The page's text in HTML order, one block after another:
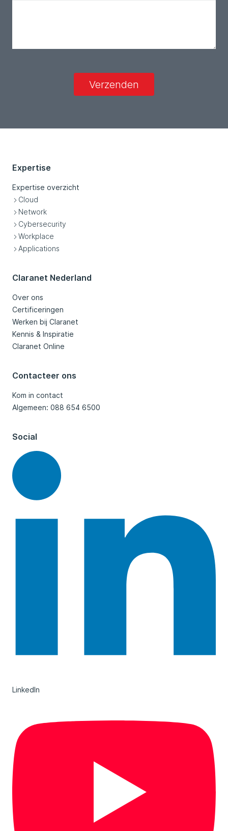
Verzenden
Expertise
Expertise overzicht
Cloud
Network
Cybersecurity
Workplace
Applications
Claranet Nederland
Over ons
Certificeringen
Werken bij Claranet
Kennis & Inspiratie
Claranet Online
Contacteer ons
Kom in contact
Algemeen: 088 654 6500
Social
LinkedIn